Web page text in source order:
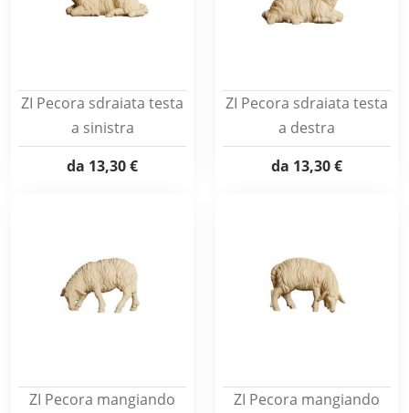
ZI Pecora sdraiata testa
a sinistra
da 13,30 €
ZI Pecora sdraiata testa
a destra
da 13,30 €
ZI Pecora mangiando
ZI Pecora mangiando